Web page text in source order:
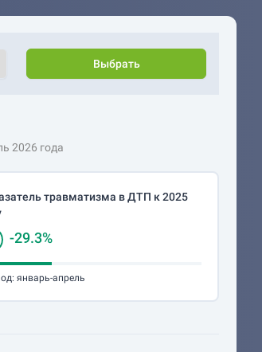
Выбрать
2026 года
травматизма в ДТП к 2025
-29.3%
январь-апрель